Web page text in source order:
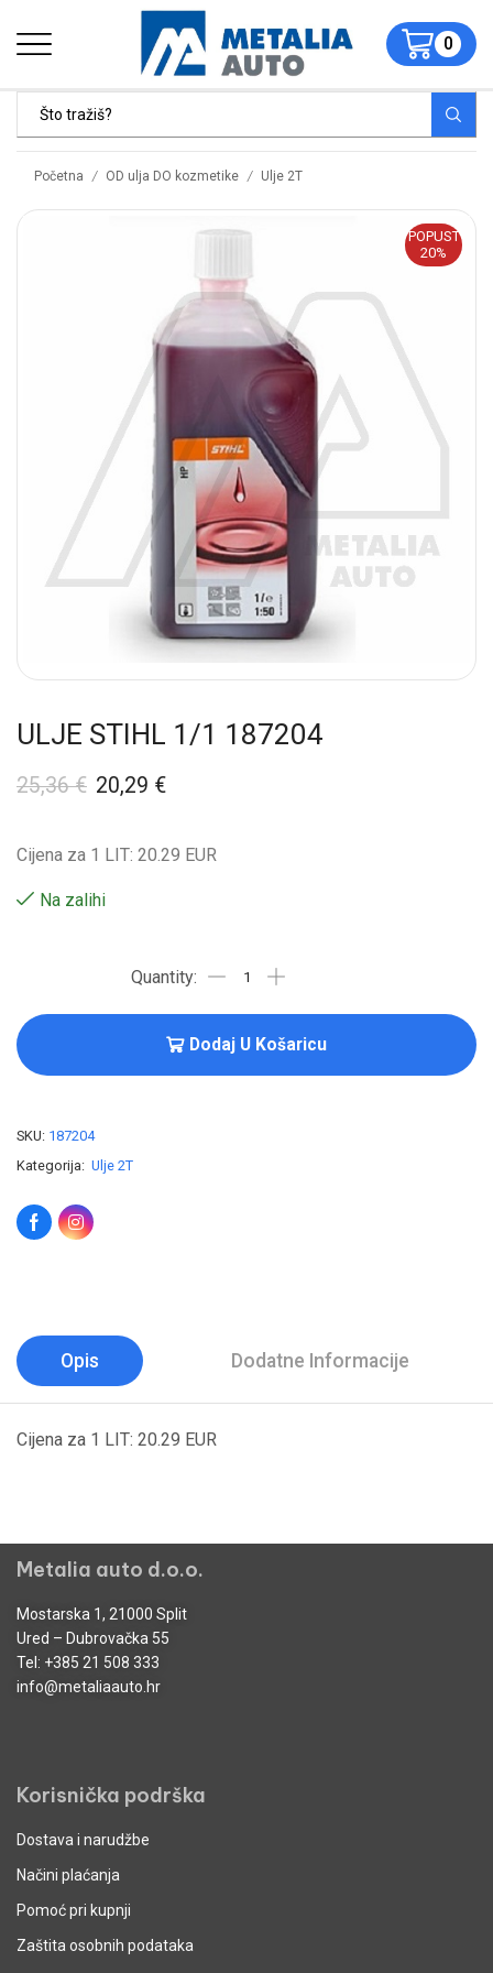
0
Početna / OD ulja DO kozmetike / Ulje 2T
POPUST
20%
ULJE STIHL 1/1 187204
25,36€ 20,29 €
Cijena za 1 LIT: 20.29 EUR
Na zalihi
Dodaj U Košaricu
SKU: 187204
Kategorija: Ulje 2T
Opis Dodatne Informacije
Cijena za 1 LIT: 20.29 EUR
Metalia auto d.o.o.
Mostarska 1, 21000 Split
Ured – Dubrovačka 55
Tel: +385 21 508 333
info@metaliaauto.hr
Korisnička podrška
Dostava i narudžbe
Načini plaćanja
Pomoć pri kupnji
Zaštita osobnih podataka